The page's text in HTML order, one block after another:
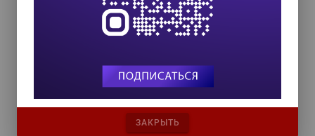
Секреты мастеров бизнес-аналитики
Анализируя результаты опроса,
основные стратегии, с помощью которых
«лучшие в своем классе» компании
системами бизнес-аналитики. (Лучшие в
своем классе компании показали более
ЗАКРЫТЬ